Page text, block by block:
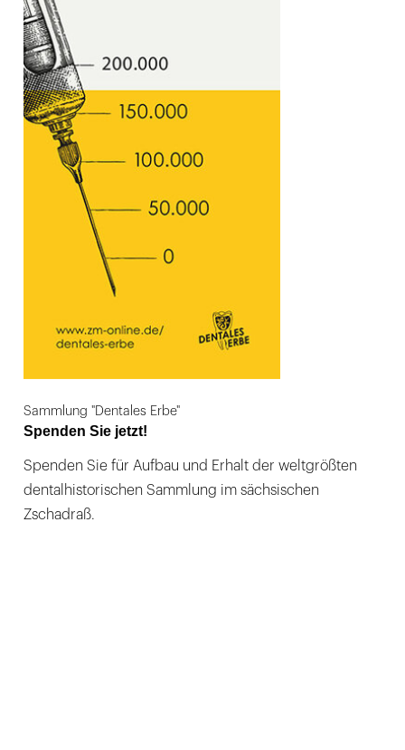
Sammlung "Dentales Erbe"
Spenden Sie jetzt!
Spenden Sie für Aufbau und Erhalt der weltgrößten
dentalhistorischen Sammlung im sächsischen
Zschadraß.